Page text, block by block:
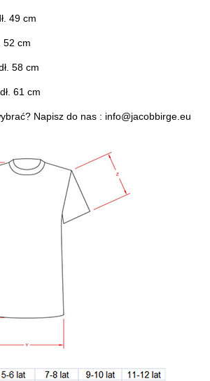
49 cm
52 cm
58 cm
61 cm
Napisz do nas : info@jacobbirge.eu